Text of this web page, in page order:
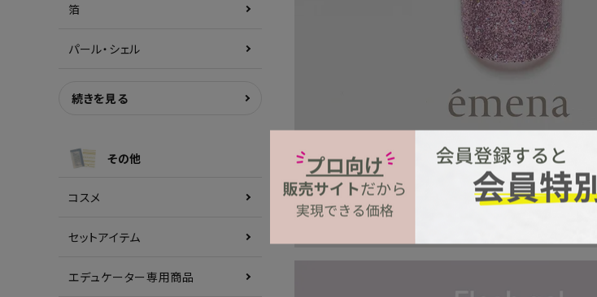
箔
パール・シェル
続きを見る
その他
コスメ
セットアイテム
エデュケーター専用商品